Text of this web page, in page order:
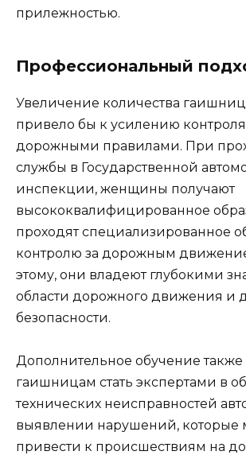
прилежностью.
Профессиональный
Увеличение количества
привело бы к усилению
дорожными правилами. При
службы в Государственной
инспекции, женщины получают
высококвалифицированное
проходят специализированное
контролю за дорожным
этому, они владеют глубокими
области дорожного движения и
безопасности.
Дополнительное обучение также
гаишницам стать экспертами в
технических неисправностей
выявлении нарушений, которые
привести к происшествиям на